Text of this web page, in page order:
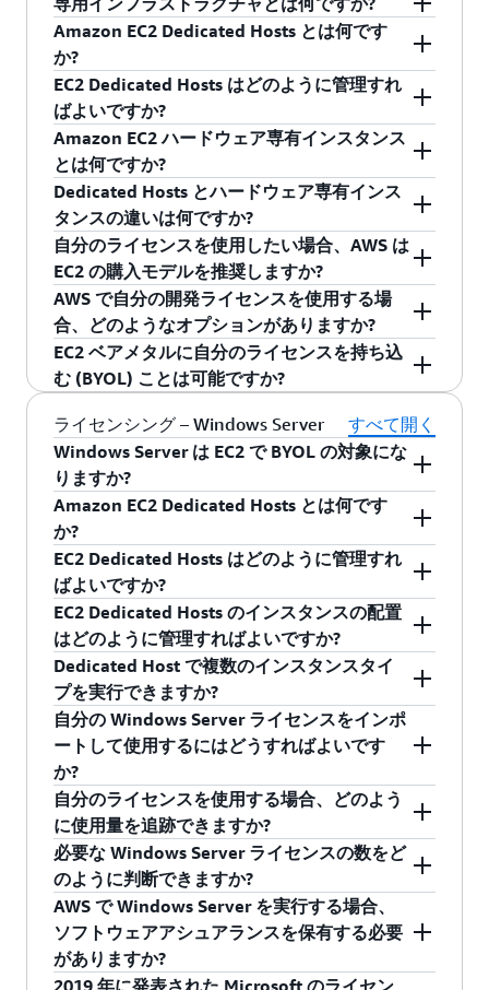
ナリオがあります。これらのシナリオでは、常
に EC2 専用インフラストラクチャが必要です。
ライセンスモビリティ特典なしでライセンスを
持ち込むには、ライセンスが永続ライセンスで
あり、2019 年 10 月 1 日よりも前に購入されて
いる (または、2019 年 10 月 1 日よりも前に有効
だったアクティブなエンタープライズ登録に基
づいて true-up として元々購入されている) 必要
があります。また、デプロイするソフトウェア
のバージョンも、2019 年 10 月 1 日よりも前に
利用可能だったバージョンである必要がありま
す。
Dedicated Hosts を利用するとほとんどの BYOL
専有インスタンスでは一部のシナリオしかサポ
ートされないということに注意してください。
Dedicated Hosts テナンシーは物理プロセッサ、
コアカウント、ホストのアフィニティの可視性
を提供するため、物理レベルでのみライセンス
されている製品 (Windows Server、一部の SQL
Server ライセンスなど) の持ち込みはデプロイモ
デルとして推奨されます。
のアフィニティをアクティブ化すると、そのイ
ンスタンスは特定の Dedicated Hosts でのみ実行
されます。Dedicated Hosts の対象限定を使用す
ると、インスタンスを特定の Dedicated Hosts で
作成できるため、ライセンスの使用を完全に制
御することができます。
これらの特徴について詳しくはDedicated Hosts
の詳細に関するページを参照してください。
ンスを AWS に持ち込み、デフォルトテナントで
実行される EC2 インスタンスで使用できます。
このプロセスを開始するには、AWS ライセンス
モビリティに関するページ を参照してくださ
い。AWS でライセンスモビリティの利用を検討
している場合は、適切なライセンスモビリティ
フォームに記入する必要があります。ライセン
スモビリティによって、デフォルトテナントの
EC2 インスタンス上で実行される、EC2
Windows Server ライセンス込みインスタンスの
イメージを使用できます。このシナリオの場
合、Windows Server ライセンスは AWS から購
入する必要があります。
ら Amazon EC2 インスタンスに仮想マシンのイ
メージを簡単にインポートできます。この機能
によって、仮想マシンがすぐに使用できる状態
のインスタンスとして Amazon EC2 にインポー
トされるため、IT セキュリティ、設定管理、コ
ンプライアンスに関するお客様の要件に合わせ
て作成した仮想マシンへの、これまでの投資が
無駄になることはありません。自分の Microsoft
ライセンスの使用を検討している場合は、VM
Import/Export サービス経由で利用可能な
ImportImageツールを使用して、自分の
Microsoft メディアをインポートできます。
VM Import/Export サービスは、Amazon EC2 と
Amazon S3 の標準的な使用料金のみでご利用い
EC2 ハードウェア専有インスタンスや EC2
Dedicated Hosts では、専有の物理サーバーにイ
ンスタンス容量が提供されます。EC2 ではま
た、異なるお客様からの複数の独立したインス
タンスをホストしている可能性がある物理サー
バーで実行される "デフォルト" テナントのイン
スタンスも提供されます。
専用インフラストラクチャでは、物理的に独立
したサーバーを単一のカスタマーが使用できま
す。Amazon EC2 には、Dedicated Hosts とハー
ドウェア専有インスタンスという 2 つのインフ
ラストラクチャオプションが用意されていま
す。既存のライセンスを Dedicated Hosts または
ハードウェア専有インスタンスに持ち込んだ場
合、全面的に専有化されたハードウェアを使用
していることになります。
Amazon EC2 Dedicated Hosts とは何です
か?
Dedicated Hosts は、お客様専用の物理 EC2 サー
バーです。Amazon EC2 専有ホストを使用する
と、Amazon や EC2 で Microsoft を含むベンダー
対象ソフトウェアライセンスを使用できるた
め、AWS の弾力性、シンプルさ、伸縮性を備え
ながら、独自のライセンスを使用する柔軟性と
コスト効率が得られます。Dedicated Hosts を使
用すると、インスタンスのプレイスメントを制
御したり、ホストにインストールされたコアと
ソケットの数を表示したりするオプションがあ
ります。これらの機能を使用して、Windows
Server、SQL Server、SUSE Enterprise Server な
どのソフトウェアライセンスを、仮想インスタ
ンス、ソケット、コアの数に関連付けて持ち込
むことが可能になります。
Dedicated Hosts は、ソフトウェアアシュアラン
スまたはライセンスモビリティの特典を持たな
いライセンスをお客様が持ってくるときによく
使用されます。ソフトウェアアシュアランスま
たはライセンスモビリティの特典なしでライセ
ンスを取得する方法の詳細については、よくあ
る質問のこのセクションをご覧ください。
詳細はDedicated Hosts の詳細に関するページを
参照してください。
EC2 Dedicated Hosts はどのように管理すれ
ばよいですか?
AWS License Manager を使用して、
EC2
Dedicated Hostsの管理を簡素化することができ
ます。AWS License Manager では、ホストの割り
当てやホストの容量使用率に関して、 Dedicated
Host 管理の設定を指定できます。セットアップ
が完了すると、AWS がこれらの管理タスクを処
理します。これにより、AWS が提供するライセ
ンスで EC2 インスタンスを起動するのと同じよ
うに、Dedicated Hosts で仮想マシン (インスタ
ンス) をシームレスに起動できます。AWS
License Manager は、Dedicated Host で使用され
るライセンスの追跡に役立ち、90 日間のアフィ
ニティなどの指定されたライセンスルールへの
準拠を維持するのに役立ちます。
Amazon EC2 ハードウェア専有インスタンス
とは何ですか?
ハードウェア専有インスタンスとは、単一のカ
スタマー専用のハードウェアで実行される
Amazon EC2 インスタンスです。ハードウェア専
有インスタンスについて詳しくは、ハードウェ
ア専有インスタンスの詳細に関するページを参
照してください。
Dedicated Hosts とハードウェア専有インス
タンスの違いは何ですか?
どちらのサービスでも専有のインスタンスが提
供されます。ただし、Dedicated Hosts ではイン
スタンスの詳細コントロール、Host レベルのリ
ソース可視性、コアごとまたはソケットごとに
ライセンスが消費されるソフトウェア (Windows
Server、SQL Server など) の管理ツールが利用可
能です。加えて、AWS Config ではインスタンス
の Dedicated Hosts リソース使用状況が記録され
るため、独自のライセンス使用レポートを作成
できます。
自分のライセンスを使用したい場合、AWS は
EC2 の購入モデルを推奨しますか?
EC2 を最大限に活用するため、ライセンスモビ
リティによる有効なライセンスの利用を優先的
に検討することが推奨されています。デフォル
トテナントの EC2 では、ニーズの変化に応じて
容量をスケールアップまたはスケールダウンで
きます。こうして、実際に使用した分のみ支払
うことができます。SQL は、ライセンスモビリ
ティにより AWS で使用される最も一般的な製品
です。
Amazon EC2 Dedicated Hosts は、ライセンスモ
ビリティの対象でない製品や、有効なソフトウ
ェアアシュアランスが存在していない製品に最
適です。ソフトウェアアシュアランスまたはラ
イセンスモビリティの特典なしでライセンスを
取得する方法の詳細については、よくある質問
のこの セクションをご覧ください。
使用率が高く、変動の少ない安定したホストの
場合は、Dedicated Hosts の使用がコスト効率の
最も優れた方法です。Dedicated Hosts ではこの
「よくある質問」に記載されている BYOL シナリ
オがサポートされ、インスタンスの配置に関す
る詳細な制御や可視性が実現するため、BYOL シ
ナリオにおけるリスクとライセンスコストを最
低限に抑えることができます。加えて、
Dedicated Hosts ではソケット数、コア数、VM、
AWS で自分の開発ライセンスを使用する場
合、どのようなオプションがありますか?
AWS のお客様は、AWS で Microsoft デベロッパ
ー製品をテスト、開発、本番以外のワークロー
ドで使用することについてオプションを有して
います。
Microsoft Developer Network (MSDN) ライセンス
の持ち込みについては、 このセクション を参照
してください。
SQL Server 2022 Developer
Microsoft から無料でダウンロードできます。
AWS のお客様は、Microsoft からダウンロードし
た SQL Server 2022 Developer エディションを
Amazon EC2 インスタンスに持ち込んでインスト
ールできます。SQL Server 2022 Developer エデ
ィションでは、専用インフラストラクチャは必
要ありません。
EC2 ベアメタルに自分のライセンスを持ち込
む (BYOL) ことは可能ですか?
はい。このよくある質問全体で説明されている
EC2 BYOL オプションは、EC2 ベアメタルのデプ
ロイに適用されます。EC2 ベアメタルは、デフ
ォルトのテナントと専有ホストのオプションを
提供しています。
ライセンシング – Windows Server
すべて開く
Windows Server は EC2 で BYOL の対象にな
りますか?
Windows Server が EC2 で BYOL の対象となるに
は、次の3 つの要件を満たす必要があります。
1.ライセンスは EC2 Dedicated Hosts にデプロイ
される必要があります。
2.ライセンスは、2019 年 10 月 1 日より前に購
入されている必要があります (または、2019 年
10 月 1 日より前に有効だった契約に基づく調整
として追加されている必要があります)。
3.このバージョンは、2019 年 10 月 1 日より前
に公開されていました。
ソフトウェアアシュアランスは、Windows
Server BYOL の要件ではありません。
注: Microsoft ライセンス制限により、Microsoft
Cloud Solution Provider Program (CSP) で購入し
た Windows Server ライセンスは、AWS での
BYOL の対象外です。
Amazon EC2 Dedicated Hosts とは何です
か?
Dedicated Hosts は、お客様専用の物理 EC2 サー
バーです。Amazon EC2 専有ホストを使用する
と、Amazon や EC2 で Microsoft を含むベンダー
対象ソフトウェアライセンスを使用できるた
め、AWS の弾力性、シンプルさ、伸縮性を備え
ながら、独自のライセンスを使用する柔軟性と
コスト効率が得られます。Dedicated Hosts を使
用すると、インスタンスのプレイスメントを制
御したり、ホストにインストールされたコアと
ソケットの数を表示したりするオプションがあ
ります。これらの機能を使用して、Windows
Server、SQL Server、SUSE Enterprise Server な
どのソフトウェアライセンスを、仮想インスタ
ンス、ソケット、コアの数に関連付けて持ち込
むことが可能になります。
Dedicated Hosts は、ソフトウェアアシュアラン
EC2 Dedicated Hosts はどのように管理すれ
ばよいですか?
AWS License Managerを使用して、EC2
Dedicated Hosts の管理を簡素化することができ
ます。AWS License Manager では、ホストの割り
当てやホストの容量使用率に関して、 Dedicated
Host 管理の設定を指定できます。セットアップ
が完了すると、AWS がこれらの管理タスクを処
理します。これにより、AWS が提供するライセ
ンスで EC2 インスタンスを起動するのと同じよ
うに、Dedicated Hosts で仮想マシン (インスタ
ンス) をシームレスに起動できます。AWS
License Manager は、Dedicated Host で使用され
るライセンスの追跡に役立ち、90 日間のアフィ
ニティなどの指定されたライセンスルールへの
準拠を維持するのに役立ちます。
EC2 Dedicated Hosts のインスタンスの配置
はどのように管理すればよいですか?
インスタンスは、AWS License Manager のライセ
ンシング基本設定に基づいて、特定の Dedicated
Host を指定して配置するか、Amazon EC2 で自
動的に配置できます。インスタンスの配置を制
御することにより、ライセンス、企業コンプラ
イアンス、規制要件を満たすアプリケーション
をデプロイできます。
Dedicated Host で複数のインスタンスタイ
プを実行できますか?
AWS Nitro ベースのインスタンスファミリー
を使
用して、Dedicated Host 上の同じインスタンス
ファミリー内で異なるインスタンスサイズを実
行できます。これにより、専有ホストのフリー
トとソフトウェアライセンスを最大限に活用で
きます。
自分の Windows Server ライセンスをインポ
ートして使用するにはどうすればよいです
か?
Windows Server メディアのライセンス済みコピ
ーを、EC2 VM Import/Export により利用可能な
ImageImportツールを使用して持ち込むことが
可能です。インポート完了後、これらのイメー
ジは AWS マネジメントコンソールの [my AMIs]
セクションで確認できます。または、
DescribeImagesAPI を使用してイメージの情報
自分のライセンスを使用する場合、どのよう
に使用量を追跡できますか?
データソースとして AWS Config を、プラットフ
ォームとして Dedicated Hosts を使って BYOL イ
ンスタンスを実行すると、ソケットやコアなど
の物理リソースの BYOL 使用量を追跡できます。
Dedicated Hosts で BYOL インスタンスを作成す
必要な Windows Server ライセンスの数をど
のように判断できますか?
各 Dedicated Hosts で利用可能なインスタンス数
については、Dedicated Hosts の詳細に関するペ
ージを参照してください。このページでは、各
AWS で Windows Server を実行する場合、
ソフトウェアアシュアランスを保有する必要
がありますか?
2019 年に発表された Microsoft のライセン